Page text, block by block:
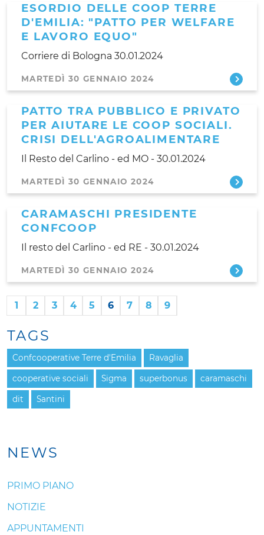
ESORDIO DELLE COOP TERRE
D'EMILIA: "PATTO PER WELFARE
E LAVORO EQUO"
Corriere di Bologna 30.01.2024
MARTEDÌ 30 GENNAIO 2024
PATTO TRA PUBBLICO E PRIVATO
PER AIUTARE LE COOP SOCIALI.
CRISI DELL'AGROALIMENTARE
Il Resto del Carlino - ed MO - 30.01.2024
MARTEDÌ 30 GENNAIO 2024
CARAMASCHI PRESIDENTE
CONFCOOP
Il resto del Carlino - ed RE - 30.01.2024
MARTEDÌ 30 GENNAIO 2024
1 2 3 4 5 6 7 8 9
NEWS
PRIMO PIANO
NOTIZIE
APPUNTAMENTI
TAGS
Confcooperative Terre d'Emilia Ravaglia
cooperative sociali Sigma superbonus caramaschi
dit Santini